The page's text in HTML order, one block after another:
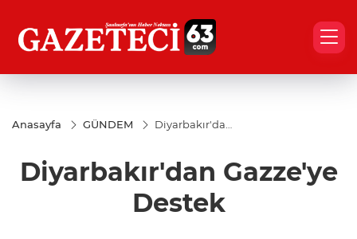
Anasayfa GÜNDEM
Diyarbakır'dan
Diyarbakır'dan Gazze'ye
Destek